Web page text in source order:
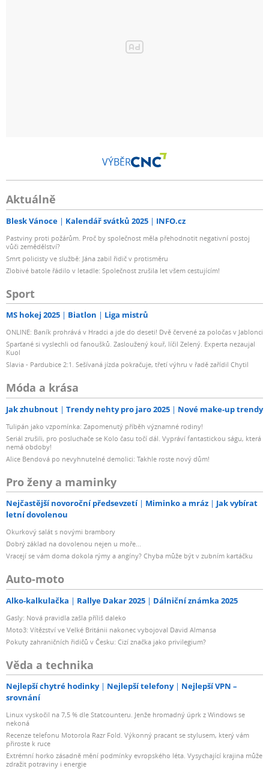
VÝBĚR
Aktuálně
Blesk Vánoce Kalendář svátků 2025 INFO.cz
Pastviny proti požárům. Proč by společnost měla přehodnotit negativní postoj
vůči zemědělství?
Smrt policisty ve službě: Jána zabil řidič v protisměru
Zlobivé batole řádilo v letadle: Společnost zrušila let všem cestujícím!
Sport
MS hokej 2025 Biatlon Liga mistrů
ONLINE: Baník prohrává v Hradci a jde do deseti! Dvě červené za poločas v Jablonci
Sparťané si vyslechli od fanoušků. Zasloužený kouř, líčil Zelený. Experta nezaujal
Kuol
Slavia - Pardubice 2:1. Sešívaná jízda pokračuje, třetí výhru v řadě zařídil Chytil
Móda a krása
Jak zhubnout Trendy nehty pro jaro 2025 Nové make-up trendy
Tulipán jako vzpomínka: Zapomenutý příběh významné rodiny!
Seriál zrušili, pro posluchače se Kolo času točí dál. Vypráví fantastickou ságu, která
nemá obdoby!
Alice Bendová po nevyhnutelné demolici: Takhle roste nový dům!
Pro ženy a maminky
Nejčastější novoroční předsevzetí Miminko a mráz
Jak vybírat
letní dovolenou
Okurkový salát s novými brambory
Dobrý základ na dovolenou nejen u moře...
Vracejí se vám doma dokola rýmy a angíny? Chyba může být v zubním kartáčku
Auto-moto
Alko-kalkulačka Rallye Dakar 2025 Dálniční známka 2025
Gasly: Nová pravidla zašla příliš daleko
Moto3: Vítězství ve Velké Británii nakonec vybojoval David Almansa
Pokuty zahraničních řidičů v Česku: Cizí značka jako privilegium?
Věda a technika
Nejlepší chytré hodinky Nejlepší telefony
Nejlepší VPN –
srovnání
Linux vyskočil na 7,5 % dle Statcounteru. Jenže hromadný úprk z Windows se
nekoná
Recenze telefonu Motorola Razr Fold. Výkonný pracant se stylusem, který vám
přiroste k ruce
Extrémní horko zásadně mění podmínky evropského léta. Vysychající krajina může
zdražit potraviny i energie